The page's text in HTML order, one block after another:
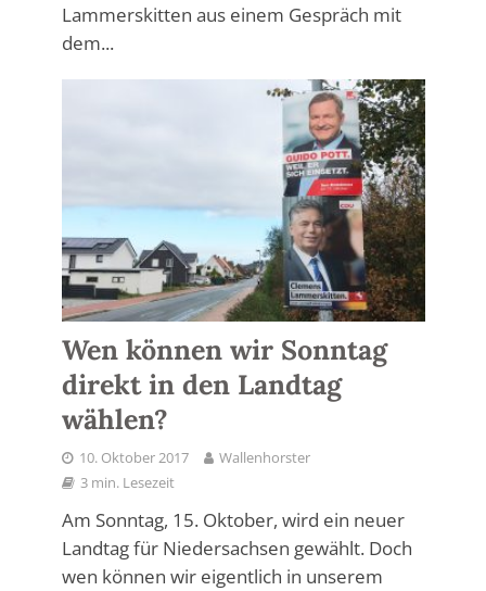
Lammerskitten aus einem Gespräch mit
dem...
Wen können wir Sonntag
direkt in den Landtag
wählen?
10. Oktober 2017
Wallenhorster
3 min. Lesezeit
Am Sonntag, 15. Oktober, wird ein neuer
Landtag für Niedersachsen gewählt. Doch
wen können wir eigentlich in unserem